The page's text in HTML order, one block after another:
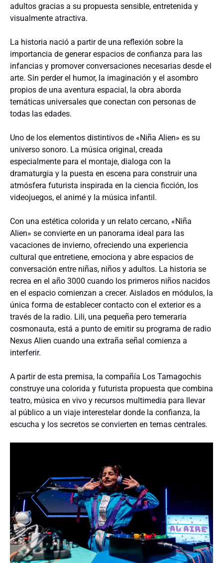
adultos gracias a su propuesta sensible, entretenida y
visualmente atractiva.
La historia nació a partir de una reflexión sobre la
importancia de generar espacios de confianza para las
infancias y promover conversaciones necesarias desde el
arte. Sin perder el humor, la imaginación y el asombro
propios de una aventura espacial, la obra aborda
temáticas universales que conectan con personas de
todas las edades.
Uno de los elementos distintivos de «Niña Alien» es su
universo sonoro. La música original, creada
especialmente para el montaje, dialoga con la
dramaturgia y la puesta en escena para construir una
atmósfera futurista inspirada en la ciencia ficción, los
videojuegos, el animé y la música infantil.
Con una estética colorida y un relato cercano, «Niña
Alien» se convierte en un panorama ideal para las
vacaciones de invierno, ofreciendo una experiencia
cultural que entretiene, emociona y abre espacios de
conversación entre niñas, niños y adultos. La historia se
recrea en el año 3000 cuando los primeros niños nacidos
en el espacio comienzan a crecer. Aislados en módulos, la
única forma de establecer contacto con el exterior es a
través de la radio. Lili, una pequeña pero temeraria
cosmonauta, está a punto de emitir su programa de radio
Nexus Alien cuando una extraña señal comienza a
interferir.
A partir de esta premisa, la compañía Los Tamagochis
construye una colorida y futurista propuesta que combina
teatro, música en vivo y recursos multimedia para llevar
al público a un viaje interestelar donde la confianza, la
escucha y los secretos se convierten en temas centrales.